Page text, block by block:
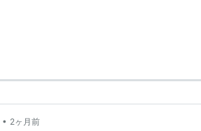
• 2ヶ月前